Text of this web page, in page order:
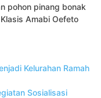
pohon pinang bonak
Amabi Oefeto
Kelurahan Ramah
Sosialisasi